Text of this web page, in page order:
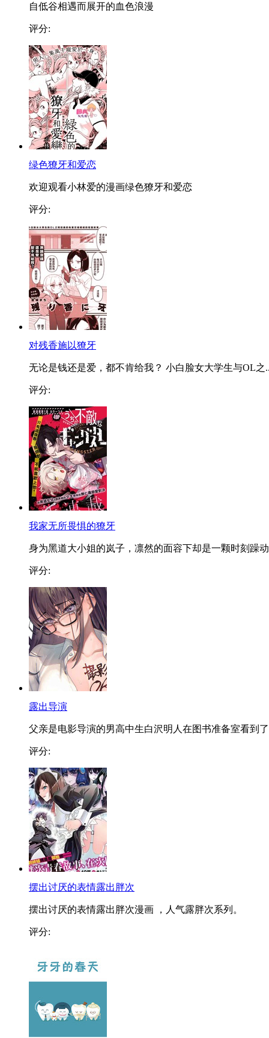
自低谷相遇而展开的血色浪漫
评分:
绿色獠牙和爱恋
欢迎观看小林爱的漫画绿色獠牙和爱恋
评分:
对残香施以獠牙
无论是钱还是爱，都不肯给我？ 小白脸女大学生与OL之
评分:
我家无所畏惧的獠牙
身为黑道大小姐的岚子，凛然的面容下却是一颗时刻躁
评分:
露出导演
父亲是电影导演的男高中生白沢明人在图书准备室看到
评分:
摆出讨厌的表情露出胖次
摆出讨厌的表情露出胖次漫画 ，人气露胖次系列。
评分: